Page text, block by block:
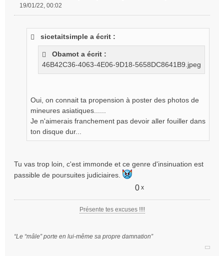
19/01/22, 00:02
sicetaitsimple a écrit :
Obamot a écrit :
46B42C36-4063-4E06-9D18-5658DC8641B9.jpeg
Oui, on connait ta propension à poster des photos de
mineures asiatiques......
Je n'aimerais franchement pas devoir aller fouiller dans
ton disque dur...
Tu vas trop loin, c'est immonde et ce genre d'insinuation est
passible de poursuites judiciaires.
0 x
Présente tes excuses !!!!
“Le “mâle” porte en lui-même sa propre damnation”